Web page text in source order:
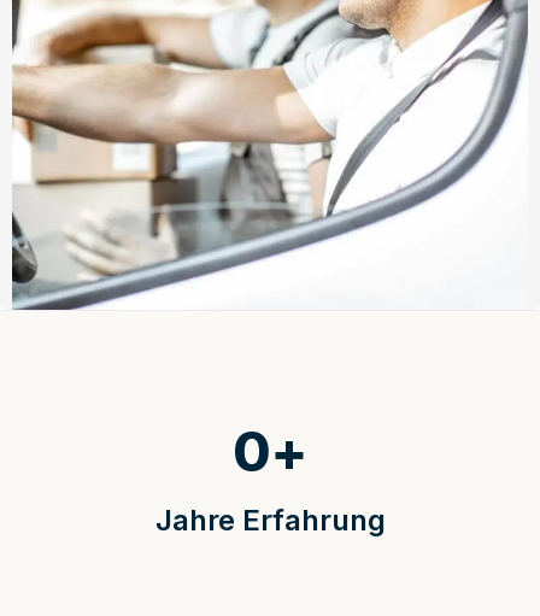
Jahre Erfahrung
0+